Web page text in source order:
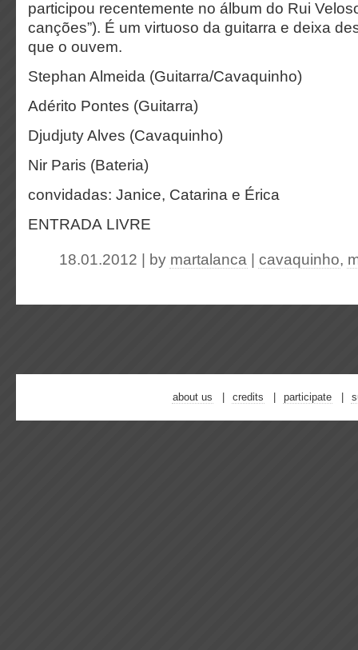
participou recentemente no álbum do Rui
canções”). É um virtuoso da guitarra e deixa
que o ouvem.
Stephan Almeida (Guitarra/Cavaquinho)
Adérito Pontes (Guitarra)
Djudjuty Alves (Cavaquinho)
Nir Paris (Bateria)
convidadas: Janice, Catarina e Érica
ENTRADA LIVRE
18.01.2012 | by martalanca cavaquinho,
about us credits participate